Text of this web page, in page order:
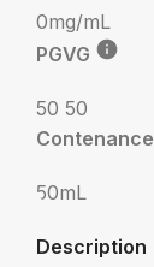
0mg/mL
PGVG
50 50
Contenance
50mL
Description